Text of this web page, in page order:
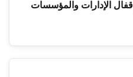
الإدارات والمؤسسات